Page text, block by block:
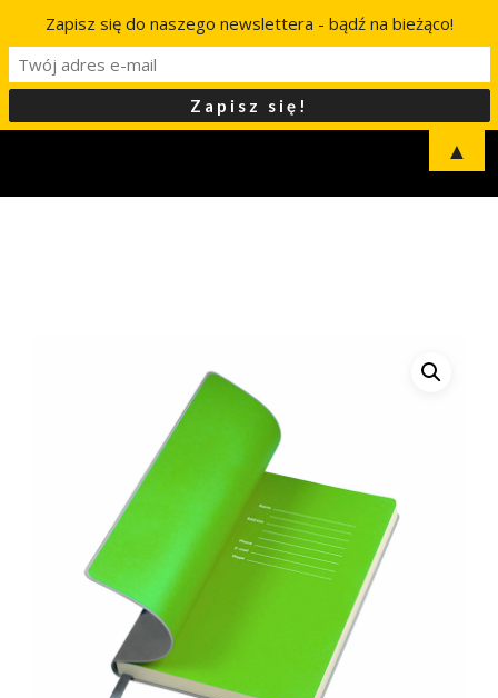
Zapisz się do naszego newslettera - bądź na bieżąco!
▲